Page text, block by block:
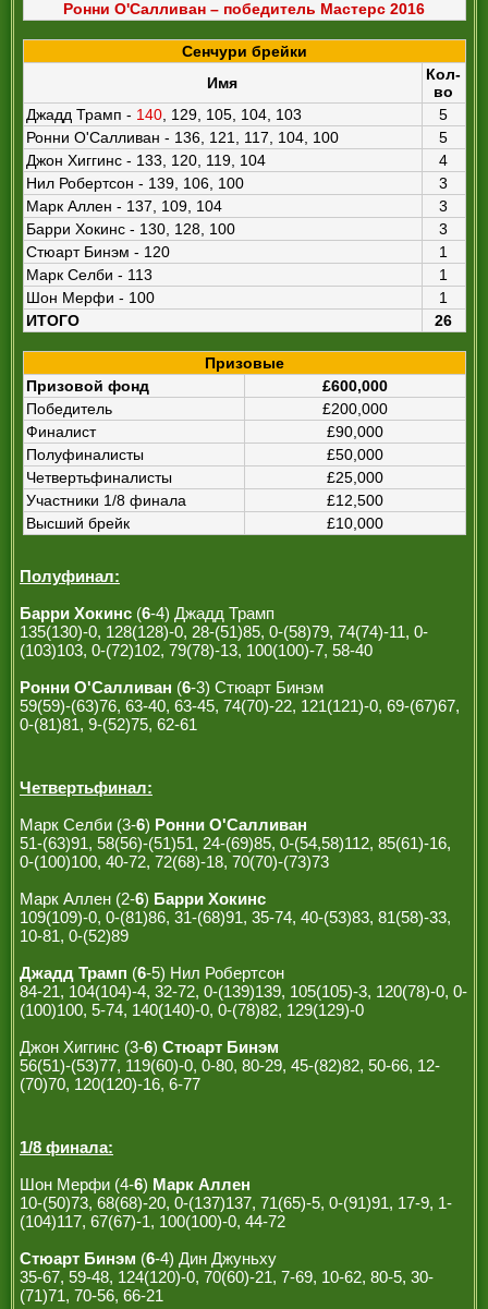
Ронни О'Салливан – победитель Мастерс 2016
Сенчури брейки
Имя
Кол-
во
Джадд Трамп - 140, 129, 105, 104, 103
5
Ронни О'Салливан - 136, 121, 117, 104, 100
5
Джон Хиггинс - 133, 120, 119, 104
4
Нил Робертсон - 139, 106, 100
3
Марк Аллен - 137, 109, 104
3
Барри Хокинс - 130, 128, 100
3
Стюарт Бинэм - 120
1
Марк Селби - 113
1
Шон Мерфи - 100
1
ИТОГО
26
Призовые
Призовой фонд
£600,000
Победитель
£200,000
Финалист
£90,000
Полуфиналисты
£50,000
Четвертьфиналисты
£25,000
Участники 1/8 финала
£12,500
Высший брейк
£10,000
Полуфинал:
Барри Хокинс (6-4) Джадд Трамп
135(130)-0, 128(128)-0, 28-(51)85, 0-(58)79, 74(74)-11, 0-
(103)103, 0-(72)102, 79(78)-13, 100(100)-7, 58-40
Ронни О'Салливан (6-3) Стюарт Бинэм
59(59)-(63)76, 63-40, 63-45, 74(70)-22, 121(121)-0, 69-(67)67,
0-(81)81, 9-(52)75, 62-61
Четвертьфинал:
Марк Селби (3-6) Ронни О'Салливан
51-(63)91, 58(56)-(51)51, 24-(69)85, 0-(54,58)112, 85(61)-16,
0-(100)100, 40-72, 72(68)-18, 70(70)-(73)73
Марк Аллен (2-6) Барри Хокинс
109(109)-0, 0-(81)86, 31-(68)91, 35-74, 40-(53)83, 81(58)-33,
10-81, 0-(52)89
Джадд Трамп (6-5) Нил Робертсон
84-21, 104(104)-4, 32-72, 0-(139)139, 105(105)-3, 120(78)-0, 0-
(100)100, 5-74, 140(140)-0, 0-(78)82, 129(129)-0
Джон Хиггинс (3-6) Стюарт Бинэм
56(51)-(53)77, 119(60)-0, 0-80, 80-29, 45-(82)82, 50-66, 12-
(70)70, 120(120)-16, 6-77
1/8 финала:
Шон Мерфи (4-6) Марк Аллен
10-(50)73, 68(68)-20, 0-(137)137, 71(65)-5, 0-(91)91, 17-9, 1-
(104)117, 67(67)-1, 100(100)-0, 44-72
Стюарт Бинэм (6-4) Дин Джуньху
35-67, 59-48, 124(120)-0, 70(60)-21, 7-69, 10-62, 80-5, 30-
(71)71, 70-56, 66-21